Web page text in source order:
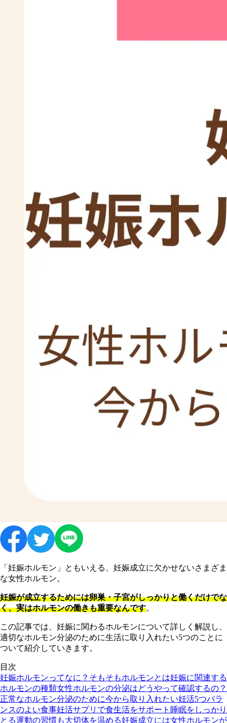
「妊娠ホルモン」ともいえる、妊娠成立に欠かせないさまざま
な女性ホルモン。
妊娠が成立するためには卵巣・子宮がしっかりと働くだけでな
く、実はホルモンの働きも重要なんです。
この記事では、妊娠に関わるホルモンについて詳しく解説し、
適切なホルモン分泌のために生活に取り入れたい5つのことに
ついて紹介していきます。
目次
妊娠ホルモンってなに？ そもそもホルモンとは妊娠に関連する
ホルモンの種類女性ホルモンの分泌はどうやって確認するの？
正常なホルモン分泌のために今から取り入れたい妊活5つバラ
ンスのよい食事妊活サプリで食生活をサポート 睡眠をしっかり
とる運動の習慣も大切体を温める妊娠成立には女性ホルモンが